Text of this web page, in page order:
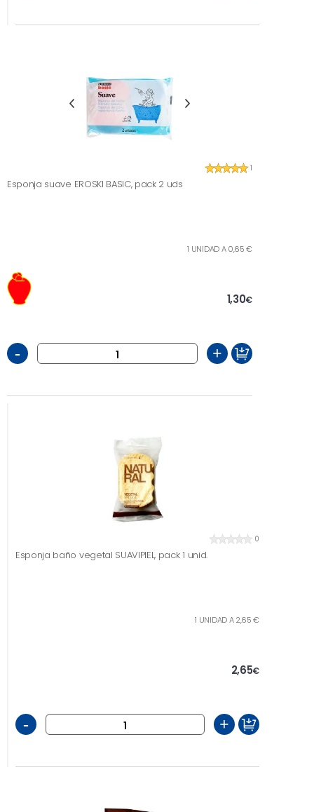
1
Esponja suave EROSKI BASIC, pack 2 uds
1 UNIDAD A 0,65 €
1,30€
- +
0
Esponja baño vegetal SUAVIPIEL, pack 1 unid.
1 UNIDAD A 2,65 €
2,65€
- +